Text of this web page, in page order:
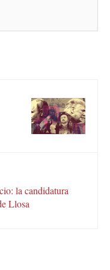
la candidatura
Llosa